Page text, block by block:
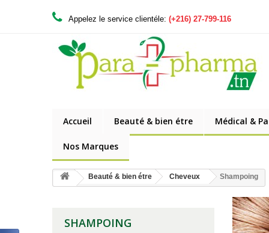
Appelez le service clientéle: (+216) 27-799-116
Accueil Beauté & bien étre Médical &
Nos Marques
Beauté & bien étre Cheveux Shampoing
SHAMPOING